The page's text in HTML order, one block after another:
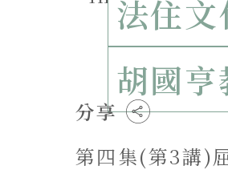
法住
胡國亨
分享
第四集(第3講)